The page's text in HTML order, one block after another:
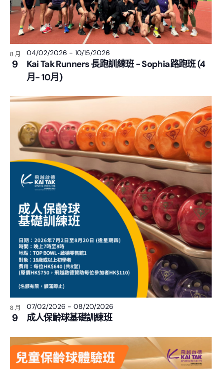
8 月
9
04/02/2026 - 10/15/2026
Kai Tak Runners 長跑訓練班 - Sophia路跑班 (4
月- 10月)
8 月
9
07/02/2026 - 08/20/2026
成人保齡球基礎訓練班